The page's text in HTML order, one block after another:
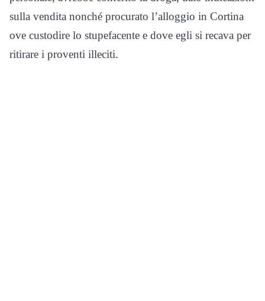
sulla vendita nonché procurato l’alloggio in Cortina
ove custodire lo stupefacente e dove egli si recava per
ritirare i proventi illeciti.